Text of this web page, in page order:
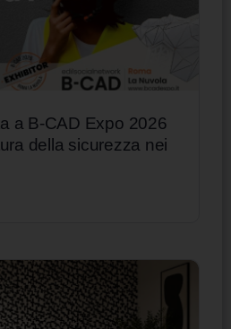
a B-CAD Expo 2026
della sicurezza nei